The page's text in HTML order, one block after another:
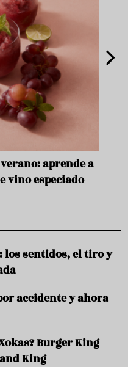
aprende a
vino especiado
los sentidos, el tiro y
accidente y ahora
Burger King
King